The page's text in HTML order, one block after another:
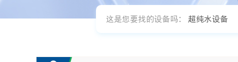
这是您要找的设备吗： 超纯水设备